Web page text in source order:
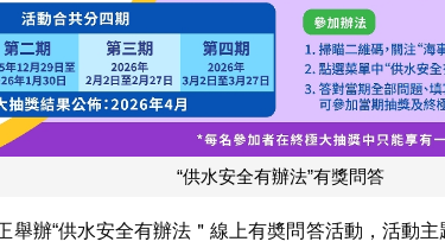
“供水安全有辦法”有獎問答
舉辦“供水安全有辦法＂線上有奬問答活動，活動主